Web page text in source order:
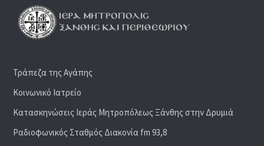
Τράπεζα της Αγάπης
Κοινωνικό Ιατρείο
Κατασκηνώσεις Ιεράς Μητροπόλεως Ξάνθης στην Δρυμιά
Ραδιoφωνικός Σταθμός Διακονία fm 93,8